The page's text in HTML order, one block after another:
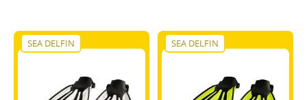
SEA DELFIN SEA DELFIN